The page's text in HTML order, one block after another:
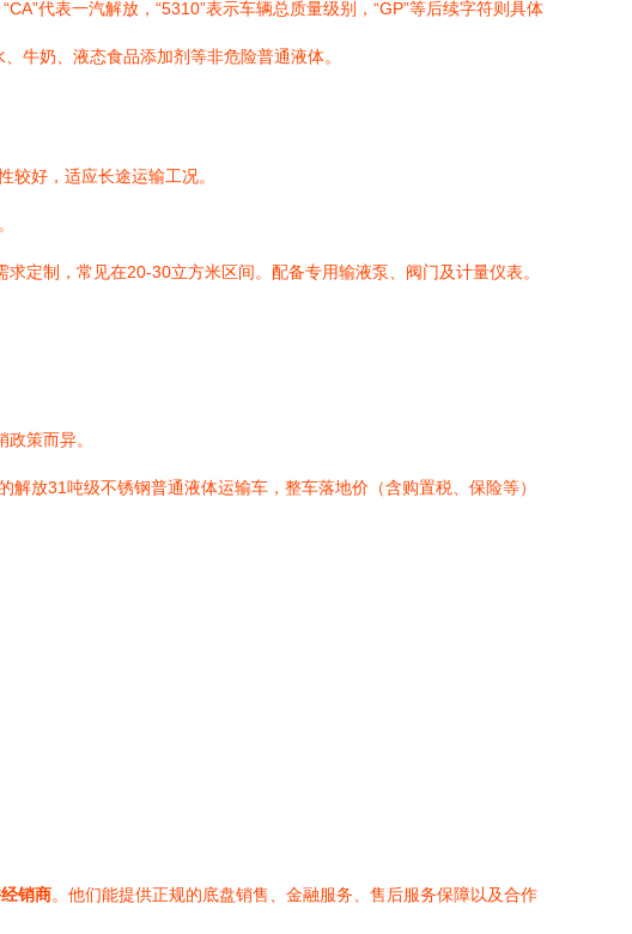
代表一汽解放，“5310”表示车辆总质量级别，“GP”等后续字符则具体
牛奶、液态食品添加剂等非危险普通液体。
较好，适应长途运输工况。
定制，常见在20-30立方米区间。配备专用输液泵、阀门及计量仪表。
策而异。
放31吨级不锈钢普通液体运输车，整车落地价（含购置税、保险等）
销商。他们能提供正规的底盘销售、金融服务、售后服务保障以及合作